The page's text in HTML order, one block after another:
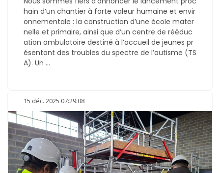
hain d’un chantier à forte valeur humaine et envir
onnementale : la construction d’une école mater
nelle et primaire, ainsi que d’un centre de rééduc
ation ambulatoire destiné à l’accueil de jeunes pr
ésentant des troubles du spectre de l’autisme (TS
A). Un ...
15 déc. 2025 07:29:08